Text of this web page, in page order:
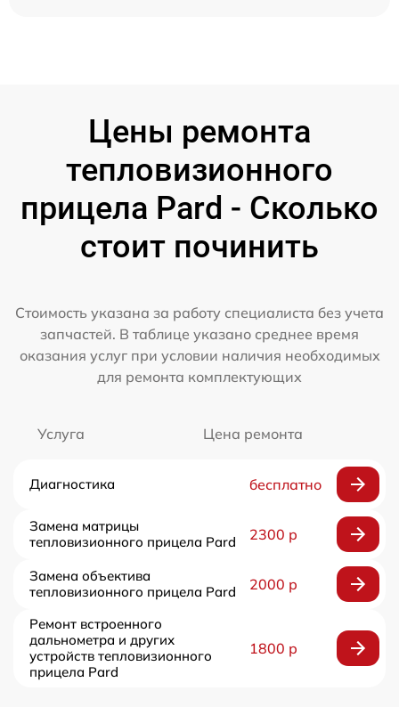
Цены ремонта
тепловизионного
прицела Pard - Сколько
стоит починить
Стоимость указана за работу специалиста без учета
запчастей. В таблице указано среднее время
оказания услуг при условии наличия необходимых
для ремонта комплектующих
Услуга Цена ремонта
Диагностика бесплатно
Замена матрицы
тепловизионного прицела Pard
2300 р
Замена объектива
тепловизионного прицела Pard
2000 р
Ремонт встроенного
дальнометра и других
устройств тепловизионного
прицела Pard
1800 р